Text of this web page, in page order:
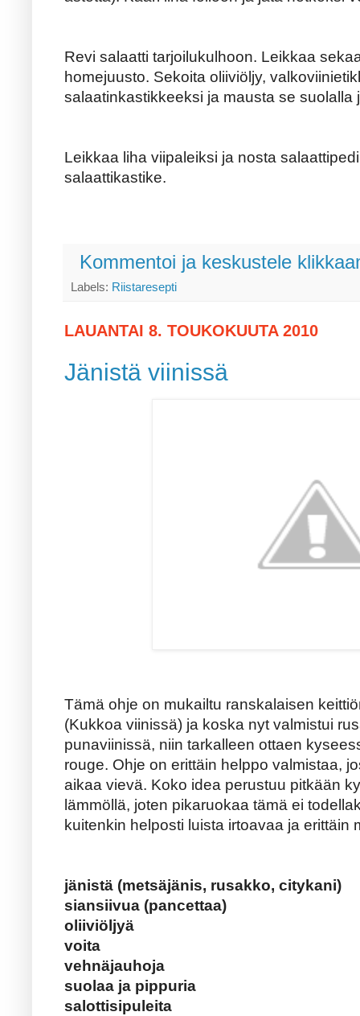
Revi salaatti tarjoilukulhoon. Leikkaa
homejuusto. Sekoita oliiviöljy,
salaatinkastikkeeksi ja mausta se suolalla
Leikkaa liha viipaleiksi ja nosta
salaattikastike.
Kommentoi ja keskustele
Labels: Riistaresepti
LAUANTAI 8. TOUKOKUUTA 2010
Jänistä viinissä
Tämä ohje on mukailtu ranskalaisen
(Kukkoa viinissä) ja koska nyt valmistui
punaviinissä, niin tarkalleen ottaen
rouge. Ohje on erittäin helppo valmistaa,
aikaa vievä. Koko idea perustuu pitkään
lämmöllä, joten pikaruokaa tämä ei
kuitenkin helposti luista irtoavaa ja erittäin
jänistä (metsäjänis, rusakko, citykani)
siansiivua (pancettaa)
oliiviöljyä
voita
vehnäjauhoja
suolaa ja pippuria
salottisipuleita